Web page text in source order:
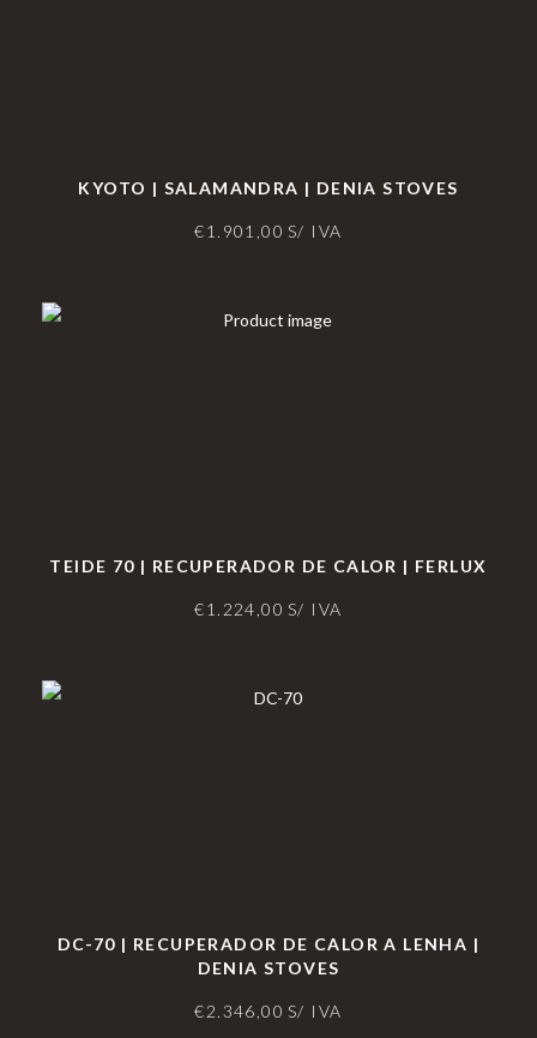
KYOTO | SALAMANDRA | DENIA STOVES
€1.901,00 S/ IVA
TEIDE 70 | RECUPERADOR DE CALOR | FERLUX
€1.224,00 S/ IVA
DC-70 | RECUPERADOR DE CALOR A LENHA |
DENIA STOVES
€2.346,00 S/ IVA